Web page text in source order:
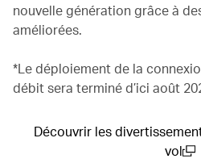
nouvelle génération grâce à
améliorées.
*Le déploiement de la
débit sera terminé d’ici août
Découvrir les
vol